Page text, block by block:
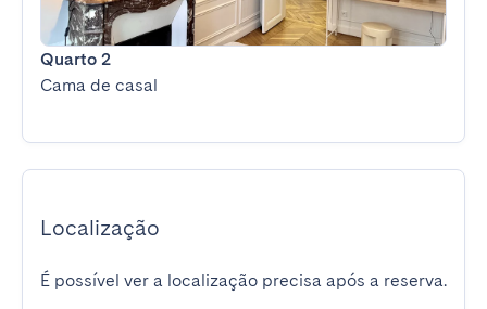
Quarto 2
Cama de casal
Localização
É possível ver a localização precisa após a reserva.